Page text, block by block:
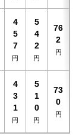
へ進む
4
5
7
円
5
4
2
円
76
2
円
4
3
1
円
5
1
0
円
73
0
円